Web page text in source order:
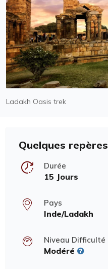
Ladakh Oasis trek
Quelques repères
Durée
15 Jours
Pays
Inde/Ladakh
Niveau Difficulté
Modéré